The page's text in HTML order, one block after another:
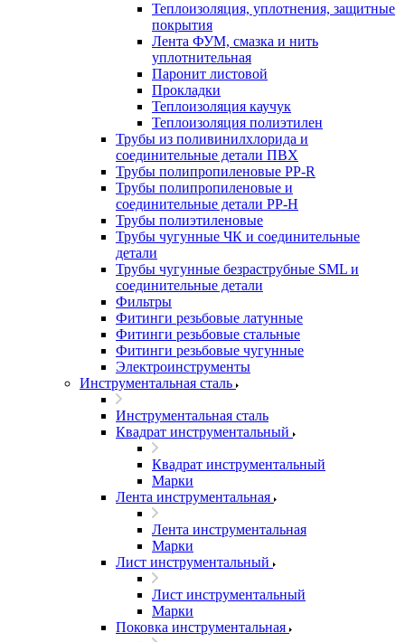
Теплоизоляция, уплотнения, защитные
покрытия
Лента ФУМ, смазка и нить
уплотнительная
Паронит листовой
Прокладки
Теплоизоляция каучук
Теплоизоляция полиэтилен
Трубы из поливинилхлорида и
соединительные детали ПВХ
Трубы полипропиленовые PP-R
Трубы полипропиленовые и
соединительные детали PP-H
Трубы полиэтиленовые
Трубы чугунные ЧК и соединительные
детали
Трубы чугунные безраструбные SML и
соединительные детали
Фильтры
Фитинги резьбовые латунные
Фитинги резьбовые стальные
Фитинги резьбовые чугунные
Электроинструменты
Инструментальная сталь
Инструментальная сталь
Квадрат инструментальный
Квадрат инструментальный
Марки
Лента инструментальная
Лента инструментальная
Марки
Лист инструментальный
Лист инструментальный
Марки
Поковка инструментальная